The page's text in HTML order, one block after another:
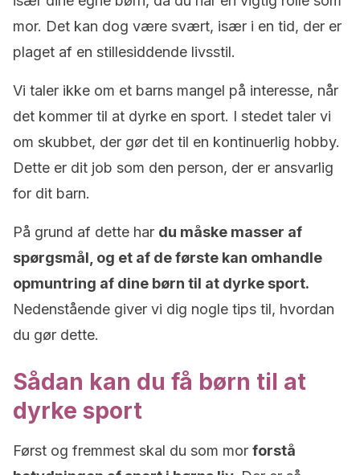
mor. Det kan dog være svært, især i en tid, der er
plaget af en stillesiddende livsstil.
Vi taler ikke om et barns mangel på interesse, når
det kommer til at dyrke en sport. I stedet taler vi
om skubbet, der gør det til en kontinuerlig hobby.
Dette er dit job som den person, der er ansvarlig
for dit barn.
På grund af dette har du måske masser af
spørgsmål, og et af de første kan omhandle
opmuntring af dine børn til at dyrke sport.
Nedenstående giver vi dig nogle tips til, hvordan
du gør dette.
Sådan kan du få børn til at
dyrke sport
Først og fremmest skal du som mor forstå